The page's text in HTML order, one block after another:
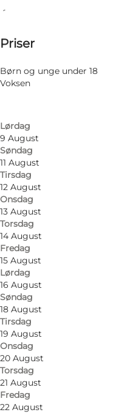
Filtrér efter måned
Torsdag
7 August
Lørdag
9 August
Søndag
11 August
Tirsdag
12 August
Onsdag
13 August
Torsdag
14 August
Fredag
15 August
Lørdag
16 August
Søndag
18 August
Tirsdag
19 August
Onsdag
20 August
Torsdag
21 August
Fredag
22 August
Priser
Børn og unge under 18
Voksen
⌘
Besøg hjemmeside
Foto